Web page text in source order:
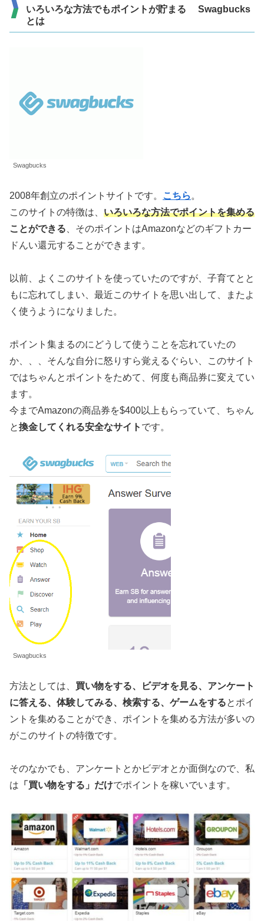
いろいろな方法でもポイントが貯まる Swagbucks
とは
Swagbucks
2008年創立のポイントサイトです。 こちら。
このサイトの特徴は、 いろいろな方法でポイントを集める
ことができる、そのポイントはAmazonなどのギフトカー
ドんい還元することができます。
以前、よくこのサイトを使っていたのですが、子育てとと
もに忘れてしまい、最近このサイトを思い出して、またよ
く使うようになりました。
ポイント集まるのにどうして使うことを忘れていたの
か、、、そんな自分に怒りすら覚えるぐらい、このサイト
ではちゃんとポイントをためて、何度も商品券に変えてい
ます。
今までAmazonの商品券を$400以上もらっていて、ちゃん
と換金してくれる安全なサイト です。
Swagbucks
方法としては、 買い物をする、ビデオを見る、アンケート
に答える、体験してみる、検索する、ゲームをするとポイ
ントを集めることができ、ポイントを集める方法が多いの
がこのサイトの特徴です。
そのなかでも、アンケートとかビデオとか面倒なので、私
は 「買い物をする」だけでポイントを稼いでいます。